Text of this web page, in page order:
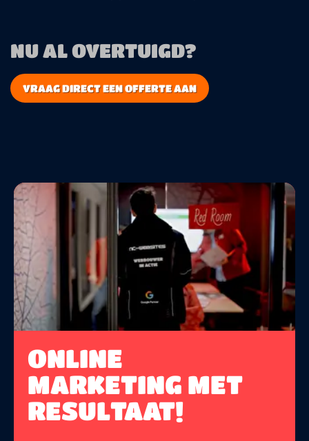
NU AL OVERTUIGD?
VRAAG DIRECT EEN OFFERTE AAN
ONLINE
MARKETING MET
RESULTAAT!